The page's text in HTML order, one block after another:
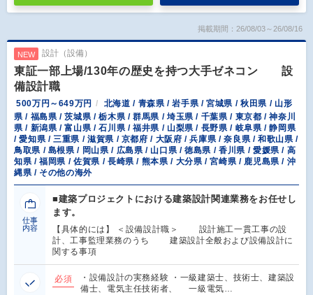
掲載期間：26/08/03～26/08/16
NEW 設計（設備）
東証一部上場/130年の歴史を持つ大手ゼネコン 設
備設計職
500万円～649万円
北海道 / 青森県 / 岩手県 / 宮城県 / 秋田県 / 山形
県 / 福島県 / 茨城県 / 栃木県 / 群馬県 / 埼玉県 / 千葉県 / 東京都 / 神奈川
県 / 新潟県 / 富山県 / 石川県 / 福井県 / 山梨県 / 長野県 / 岐阜県 / 静岡県
/ 愛知県 / 三重県 / 滋賀県 / 京都府 / 大阪府 / 兵庫県 / 奈良県 / 和歌山県 /
鳥取県 / 島根県 / 岡山県 / 広島県 / 山口県 / 徳島県 / 香川県 / 愛媛県 / 高
知県 / 福岡県 / 佐賀県 / 長崎県 / 熊本県 / 大分県 / 宮崎県 / 鹿児島県 / 沖
縄県 / その他の海外
仕事
内容
■建築プロジェクトにおける建築設計関連業務をお任せし
ます。
【具体的には】 ＜設備設計職＞ 設計施工一貫工事の設
計、工事監理業務のうち 建築設計全般および設備設計に
関する事項
必須
・設備設計の実務経験 ・一級建築士、技術士、建築設
備士、電気主任技術者、 一級電気…